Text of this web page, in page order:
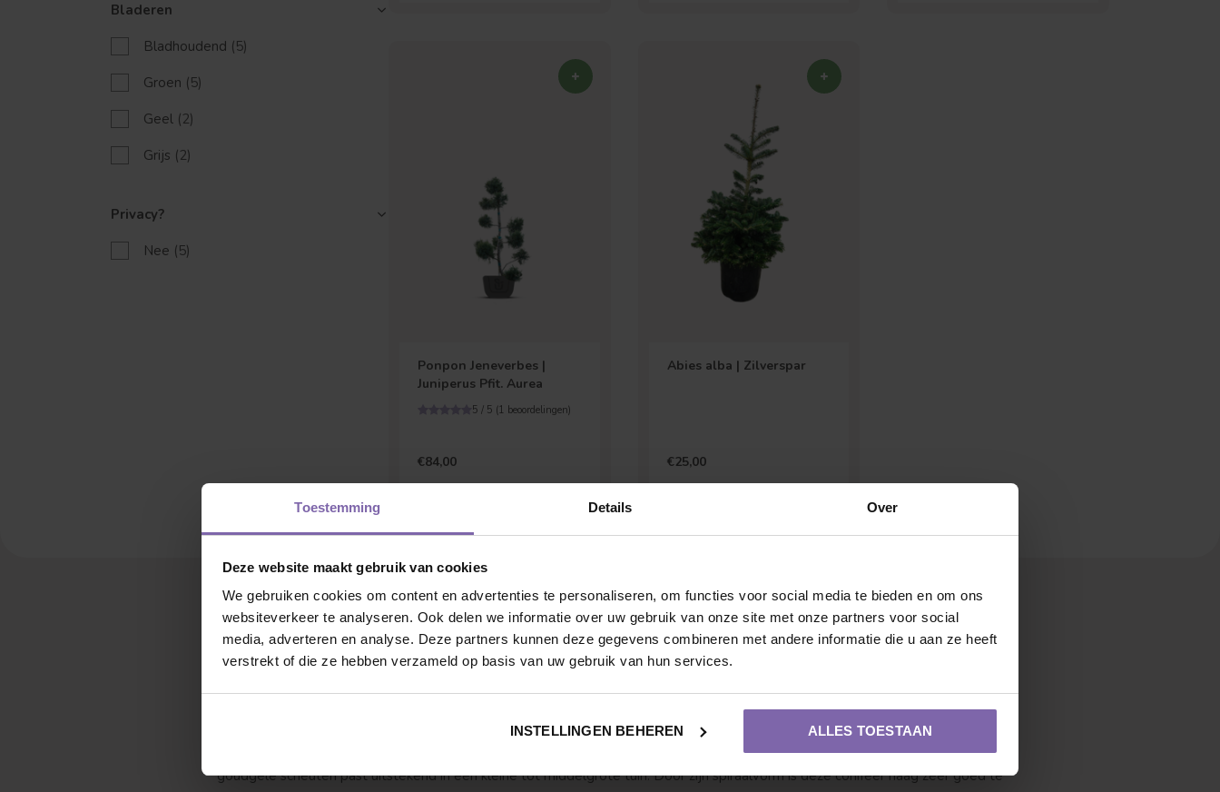
Toestemming Details Over
Deze website maakt gebruik van cookies
We gebruiken cookies om content en advertenties te personaliseren, om functies voor social media te bieden en om ons
websiteverkeer te analyseren. Ook delen we informatie over uw gebruik van onze site met onze partners voor social
media, adverteren en analyse. Deze partners kunnen deze gegevens combineren met andere informatie die u aan ze heeft
verstrekt of die ze hebben verzameld op basis van uw gebruik van hun services.
INSTELLINGEN BEHEREN ALLES TOESTAAN
Bladeren
Bladhoudend (5)
Groen (5)
Geel (2)
Grijs (2)
Privacy?
Nee (5)
Ponpon Jeneverbes |
Juniperus Pfit. Aurea
5 / 5 (1 beoordelingen)
€84,00
Abies alba | Zilverspar
€25,00
Conifeer haag verzorgen: hoe doe je dat?
Onder ‘boomfeitjes’ vind je alle informatie die je nodig hebt om jouw favoriete conifeer haag de liefde en aandacht te geven
Spiraal conifeer | Cupressocyparis l. Castlewellan Gold. Deze groene conifeer met
goudgele scheuten past uitstekend in een kleine tot middelgrote tuin. Door zijn spiraalvorm is deze conifeer haag zeer goed te
Welke boom ben jij naar op zoek?
Leivorm Dakvorm Bolvorm Verspreide vorm